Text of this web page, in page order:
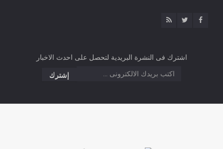
اشترك فى النشرة البريدية لتحصل على احدث الاخبار